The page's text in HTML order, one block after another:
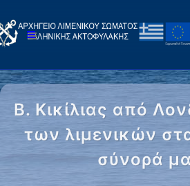
Β. Κικίλιας από
των λιμενικών
σύνορά